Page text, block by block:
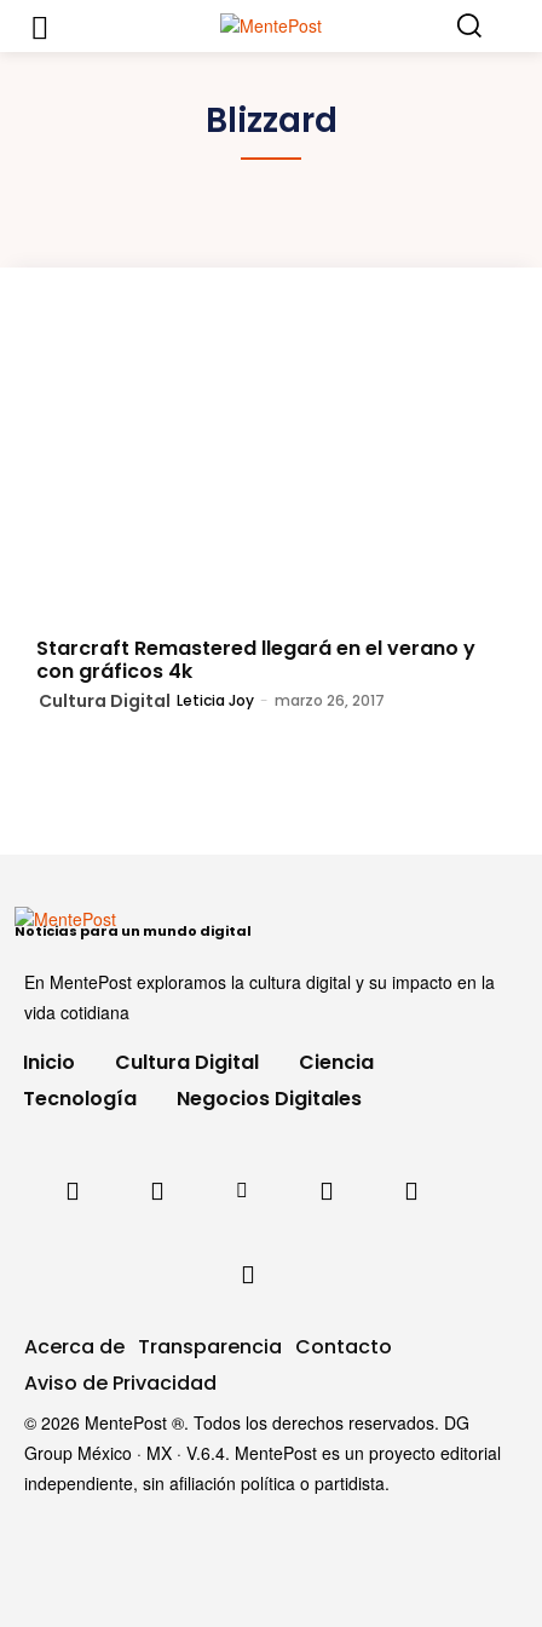
Blizzard
Starcraft Remastered llegará en el verano y
con gráficos 4k
Cultura Digital Leticia Joy - marzo 26, 2017
Noticias para un mundo digital
En MentePost exploramos la cultura digital y su impacto en la
vida cotidiana
Inicio Cultura Digital
Ciencia
Tecnología
Negocios Digitales
Acerca de Transparencia Contacto
Aviso de Privacidad
© 2026 MentePost ®. Todos los derechos reservados. DG
Group México · MX · V.6.4. MentePost es un proyecto editorial
independiente, sin afiliación política o partidista.